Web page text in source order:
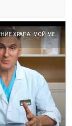
КАК ИЗБАВИТЬСЯ ОТ ХРАПА❓ ПРИЧИНЫ ХРАПА❓ЛЕЧЕНИЕ ХРАПА. МОЙ МЕТОД